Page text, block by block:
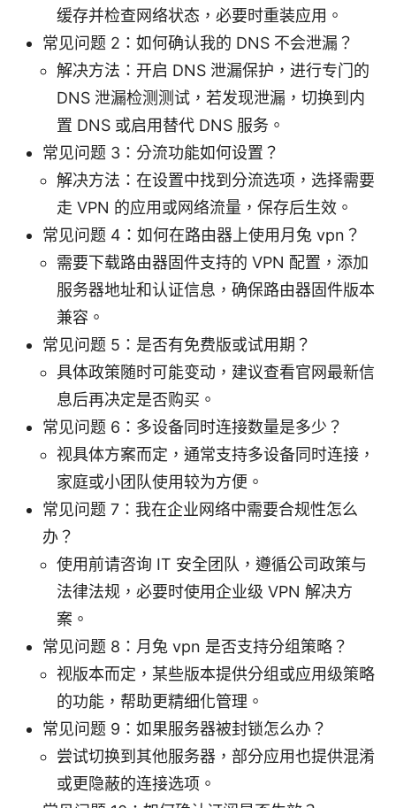
缓存并检查网络状态，必要时重装应用。
常见问题 2：如何确认我的 DNS 不会泄漏？
解决方法：开启 DNS 泄漏保护，进行专门的
DNS 泄漏检测测试，若发现泄漏，切换到内
置 DNS 或启用替代 DNS 服务。
常见问题 3：分流功能如何设置？
解决方法：在设置中找到分流选项，选择需要
走 VPN 的应用或网络流量，保存后生效。
常见问题 4：如何在路由器上使用月兔 vpn？
需要下载路由器固件支持的 VPN 配置，添加
服务器地址和认证信息，确保路由器固件版本
兼容。
常见问题 5：是否有免费版或试用期？
具体政策随时可能变动，建议查看官网最新信
息后再决定是否购买。
常见问题 6：多设备同时连接数量是多少？
视具体方案而定，通常支持多设备同时连接，
家庭或小团队使用较为方便。
常见问题 7：我在企业网络中需要合规性怎么
办？
使用前请咨询 IT 安全团队，遵循公司政策与
法律法规，必要时使用企业级 VPN 解决方
案。
常见问题 8：月兔 vpn 是否支持分组策略？
视版本而定，某些版本提供分组或应用级策略
的功能，帮助更精细化管理。
常见问题 9：如果服务器被封锁怎么办？
尝试切换到其他服务器，部分应用也提供混淆
或更隐蔽的连接选项。